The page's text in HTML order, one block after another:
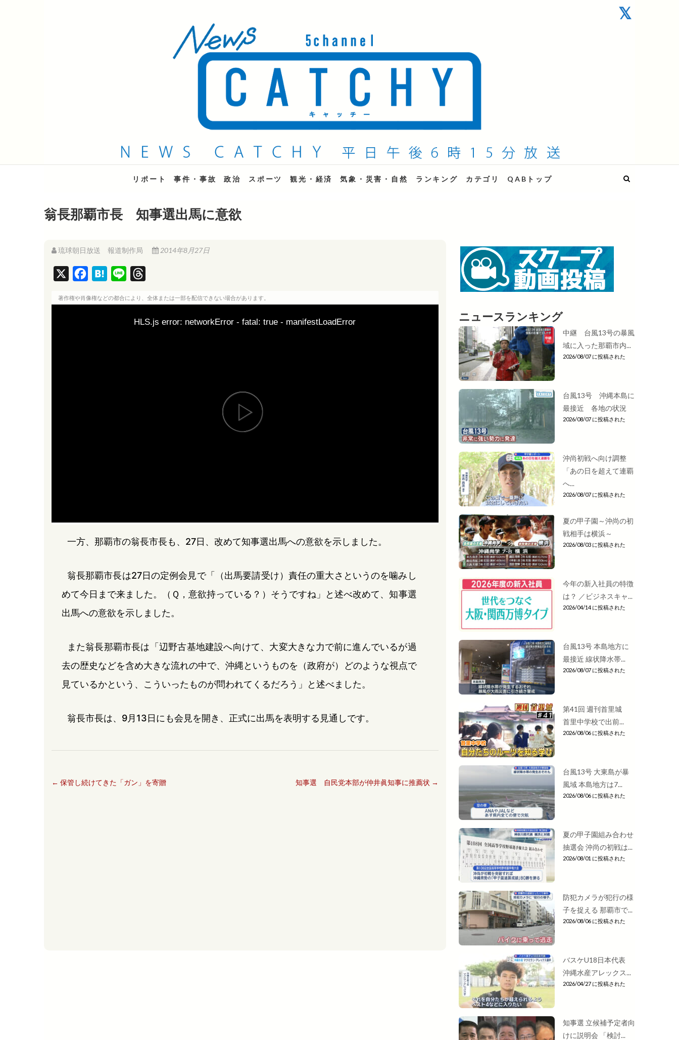
QAB NEWS Headline
キャッチー 月曜〜金曜 午後6時15分放送
リポート 事件・事故 政治 スポーツ 観光・経済 気象・災害・自然 ランキング カテゴリ QABトップ
翁長那覇市長 知事選出馬に意欲
琉球朝日放送 報道制作局 2014年8月27日
c
H
t
n
r
e
著作権や肖像権などの都合により、全体または一部を配信できない場合があります。
HLS.js error: networkError - fatal: true - manifestLoadError
一方、那覇市の翁長市長も、27日、改めて知事選出馬への意欲を示しました。
翁長那覇市長は27日の定例会見で「（出馬要請受け）責任の重大さというのを噛みし
めて今日まで来ました。（Ｑ，意欲持っている？）そうですね」と述べ改めて、知事選
出馬への意欲を示しました。
また翁長那覇市長は「辺野古基地建設へ向けて、大変大きな力で前に進んでいるが過
去の歴史などを含め大きな流れの中で、沖縄というものを（政府が）どのような視点で
見ているかという、こういったものが問われてくるだろう」と述べました。
翁長市長は、9月13日にも会見を開き、正式に出馬を表明する見通しです。
← 保管し続けてきた「ガン」を寄贈 知事選 自民党本部が仲井眞知事に推薦状 →
ニュースランキング
中継 台風13号の暴風
域に入った那覇市内...
2026/08/07 に投稿された
台風13号 沖縄本島に
最接近 各地の状況
2026/08/07 に投稿された
沖尚初戦へ向け調整
「あの日を超えて連覇
へ...
2026/08/07 に投稿された
夏の甲子園～沖尚の初
戦相手は横浜～
2026/08/03 に投稿された
今年の新入社員の特徴
は？ ／ビジネスキャ...
2026/04/14 に投稿された
台風13号 本島地方に
最接近 線状降水帯...
2026/08/07 に投稿された
第41回 週刊首里城
首里中学校で出前...
2026/08/06 に投稿された
台風13号 大東島が暴
風域 本島地方は7...
2026/08/06 に投稿された
夏の甲子園組み合わせ
抽選会 沖尚の初戦は...
2026/08/01 に投稿された
防犯カメラが犯行の様
子を捉える 那覇市で...
2026/08/06 に投稿された
バスケU18日本代表
沖縄水産アレックス...
2026/04/27 に投稿された
知事選 立候補予定者向
けに説明会 「検討...